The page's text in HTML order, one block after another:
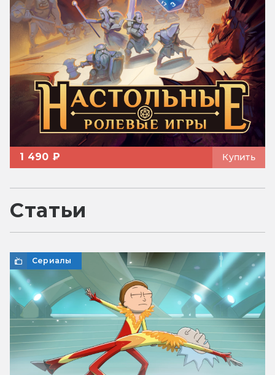
1 490 ₽ Купить
Статьи
Сериалы